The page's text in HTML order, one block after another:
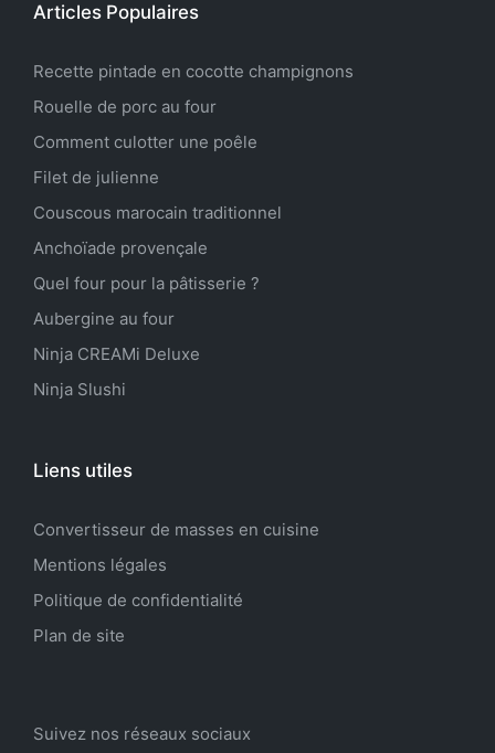
Articles Populaires
Recette pintade en cocotte champignons
Rouelle de porc au four
Comment culotter une poêle
Filet de julienne
Couscous marocain traditionnel
Anchoïade provençale
Quel four pour la pâtisserie ?
Aubergine au four
Ninja CREAMi Deluxe
Ninja Slushi
Liens utiles
Convertisseur de masses en cuisine
Mentions légales
Politique de confidentialité
Plan de site
Suivez nos réseaux sociaux